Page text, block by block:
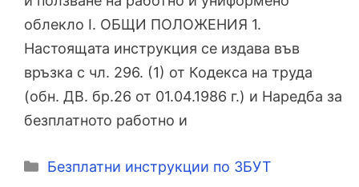
облекло I. ОБЩИ ПОЛОЖЕНИЯ 1.
Настоящата инструкция се издава във
връзка с чл. 296. (1) от Кодекса на труда
(обн. ДВ. бр.26 от 01.04.1986 г.) и Наредба за
безплатното работно и
Категории
Безплатни инструкции по ЗБУТ